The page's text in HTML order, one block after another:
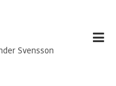
Svensson